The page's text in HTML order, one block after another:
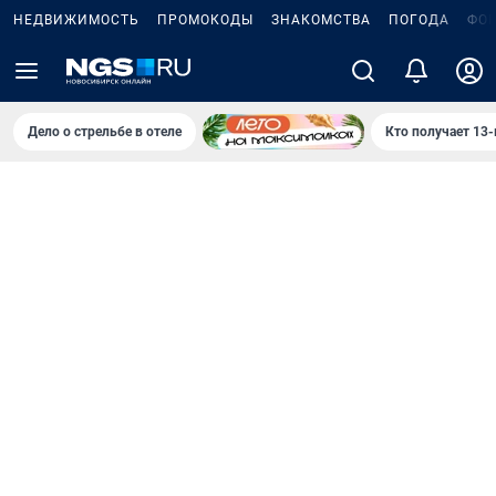
НЕДВИЖИМОСТЬ ПРОМОКОДЫ ЗНАКОМСТВА ПОГОДА
Дело о стрельбе в отеле Кто получает